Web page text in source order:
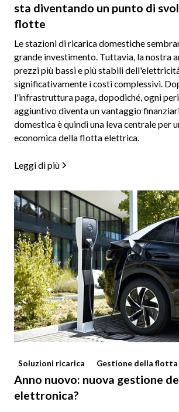
sta diventando un punto di
flotte
Le stazioni di ricarica domestiche
grande investimento. Tuttavia, la nostra
prezzi più bassi e più stabili
significativamente i costi complessivi.
l'infrastruttura paga, dopodiché, ogni
aggiuntivo diventa un vantaggio
domestica è quindi una leva centrale per
economica della flotta elettrica.
Leggi di più
Soluzioni ricarica Gestione della flotta
Anno nuovo: nuova gestione
elettronica?